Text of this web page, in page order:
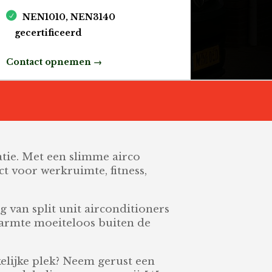
NEN1010, NEN3140
gecertificeerd
Contact opnemen →
Met een slimme airco
voor werkruimte, fitness,
van split unit airconditioners
moeiteloos buiten de
plek? Neem gerust een